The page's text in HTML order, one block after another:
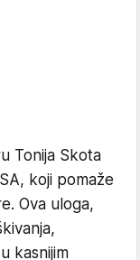
Tonija Skota
koji pomaže
Ova uloga,
kasnijim